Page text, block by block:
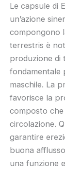
Le capsule di
un’azione
compongono
terrestris è
produzione di
fondamentale
maschile. La
favorisce la
composto che
circolazione.
garantire
buona
una funzione